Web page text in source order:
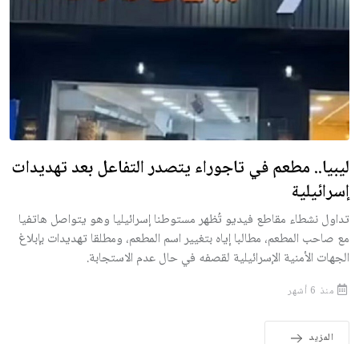
ليبيا.. مطعم في تاجوراء يتصدر التفاعل بعد تهديدات
إسرائيلية
تداول نشطاء مقاطع فيديو تُظهر مستوطنا إسرائيليا وهو يتواصل هاتفيا
مع صاحب المطعم، مطالبا إياه بتغيير اسم المطعم، ومطلقا تهديدات بإبلاغ
الجهات الأمنية الإسرائيلية لقصفه في حال عدم الاستجابة.
منذ 6 أشهر
المزيد